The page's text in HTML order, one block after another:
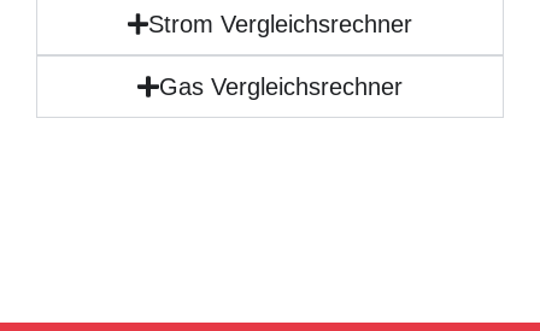
Strom Vergleichsrechner
Gas Vergleichsrechner